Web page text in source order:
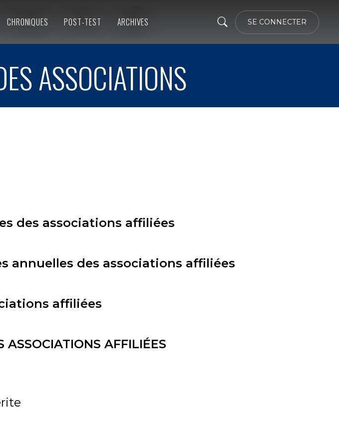
SE CONNECTER
CHRONIQUES POST-TEST ARCHIVES
ASSOCIATIONS
des associations affiliées
annuelles des associations affiliées
affiliées
ASSOCIATIONS AFFILIÉES